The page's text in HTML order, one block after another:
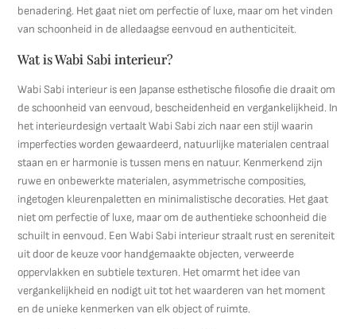
benadering. Het gaat niet om perfectie of luxe, maar om het vinden
van schoonheid in de alledaagse eenvoud en authenticiteit.
Wat is Wabi Sabi interieur?
Wabi Sabi interieur is een Japanse esthetische filosofie die draait om
de schoonheid van eenvoud, bescheidenheid en vergankelijkheid. In
het interieurdesign vertaalt Wabi Sabi zich naar een stijl waarin
imperfecties worden gewaardeerd, natuurlijke materialen centraal
staan en er harmonie is tussen mens en natuur. Kenmerkend zijn
ruwe en onbewerkte materialen, asymmetrische composities,
ingetogen kleurenpaletten en minimalistische decoraties. Het gaat
niet om perfectie of luxe, maar om de authentieke schoonheid die
schuilt in eenvoud. Een Wabi Sabi interieur straalt rust en sereniteit
uit door de keuze voor handgemaakte objecten, verweerde
oppervlakken en subtiele texturen. Het omarmt het idee van
vergankelijkheid en nodigt uit tot het waarderen van het moment
en de unieke kenmerken van elk object of ruimte.